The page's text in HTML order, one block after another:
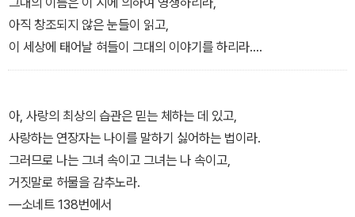
아직 창조되지 않은 눈들이 읽고,
이 세상에 태어날 혀들이 그대의 이야기를 하리라.
그대는 언제나 살리라― 내 붓은 그런 힘 있나니―
아, 사랑의 최상의 습관은 믿는 체하는 데 있고,
사랑하는 연장자는 나이를 말하기 싫어하는 법이라.
그러므로 나는 그녀 속이고 그녀는 나 속이고,
거짓말로 허물을 감추노라.
―소네트 138번에서